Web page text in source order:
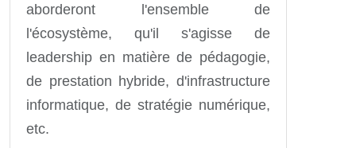
aborderont l'ensemble de
l'écosystème, qu'il s'agisse de
leadership en matière de pédagogie,
de prestation hybride, d'infrastructure
informatique, de stratégie numérique,
etc.